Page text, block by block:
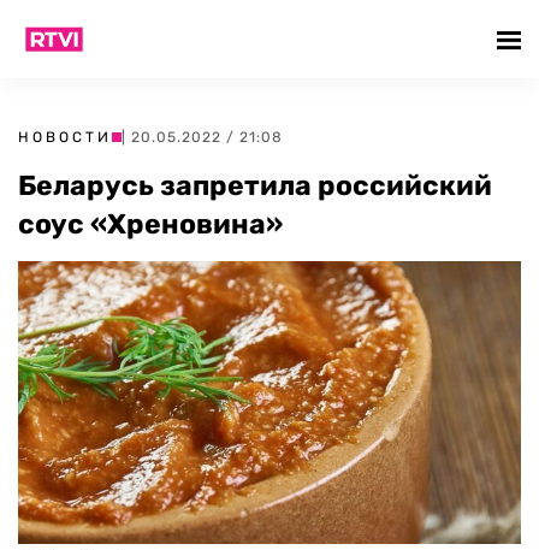
НОВОСТИ | 20.05.2022 / 21:08
Беларусь запретила российский
соус «Хреновина»